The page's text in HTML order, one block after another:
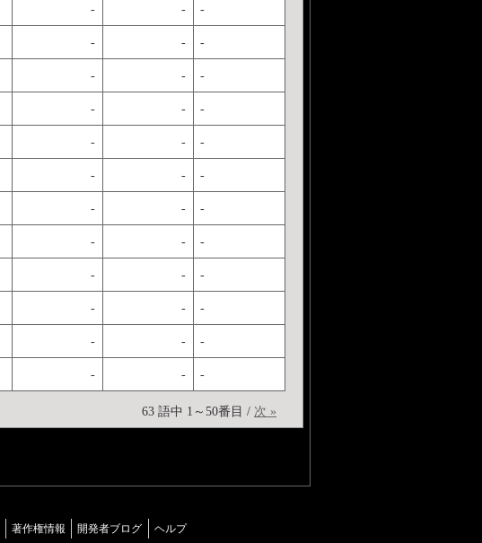
- - -
- - -
- - -
- - -
- - -
- - -
- - -
- - -
- - -
- - -
- - -
- - -
63 語中 1～50番目 / 次 »
著作権情報 開発者ブログ ヘルプ